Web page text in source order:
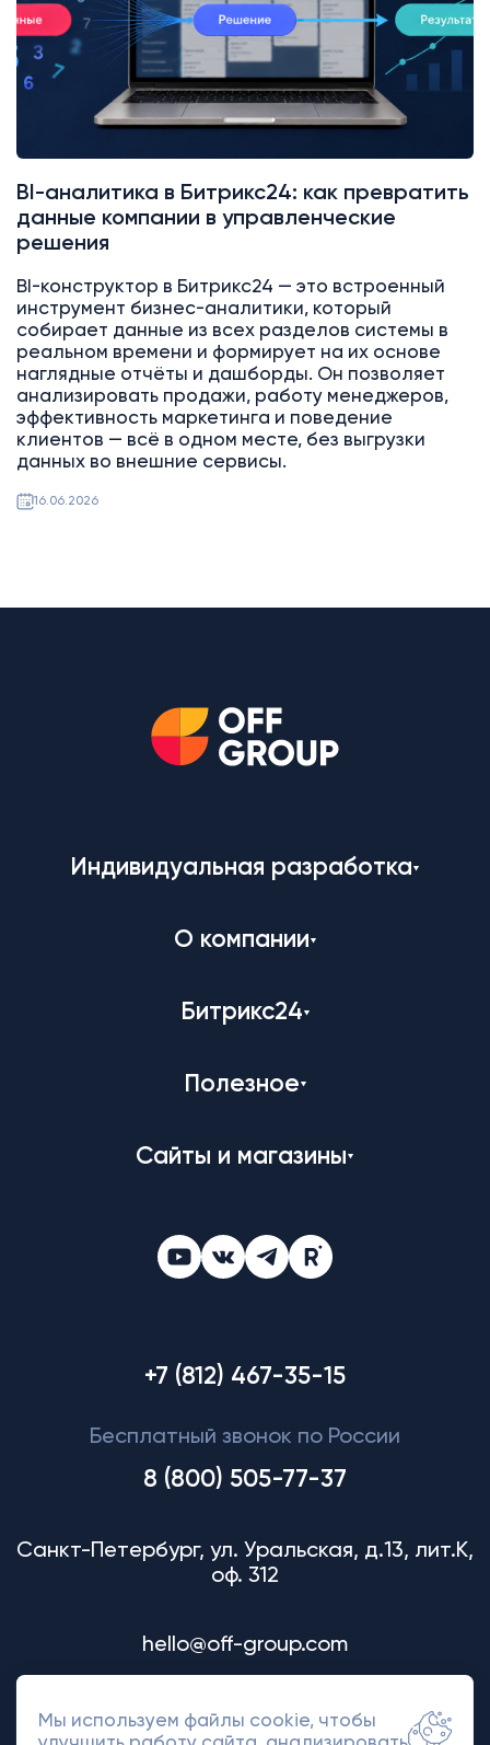
BI-аналитика в Битрикс24: как превратить
данные компании в управленческие
решения
BI-конструктор в Битрикс24 — это встроенный
инструмент бизнес-аналитики, который
собирает данные из всех разделов системы в
реальном времени и формирует на их основе
наглядные отчёты и дашборды. Он позволяет
анализировать продажи, работу менеджеров,
эффективность маркетинга и поведение
клиентов — всё в одном месте, без выгрузки
данных во внешние сервисы.
16.06.2026
Индивидуальная разработка
О компании
Битрикс24
Полезное
Сайты и магазины
+7 (812) 467-35-15
Бесплатный звонок по России
8 (800) 505-77-37
Санкт-Петербург, ул. Уральская, д.13, лит.К,
оф. 312
hello@off-group.com
Мы используем файлы cookie, чтобы